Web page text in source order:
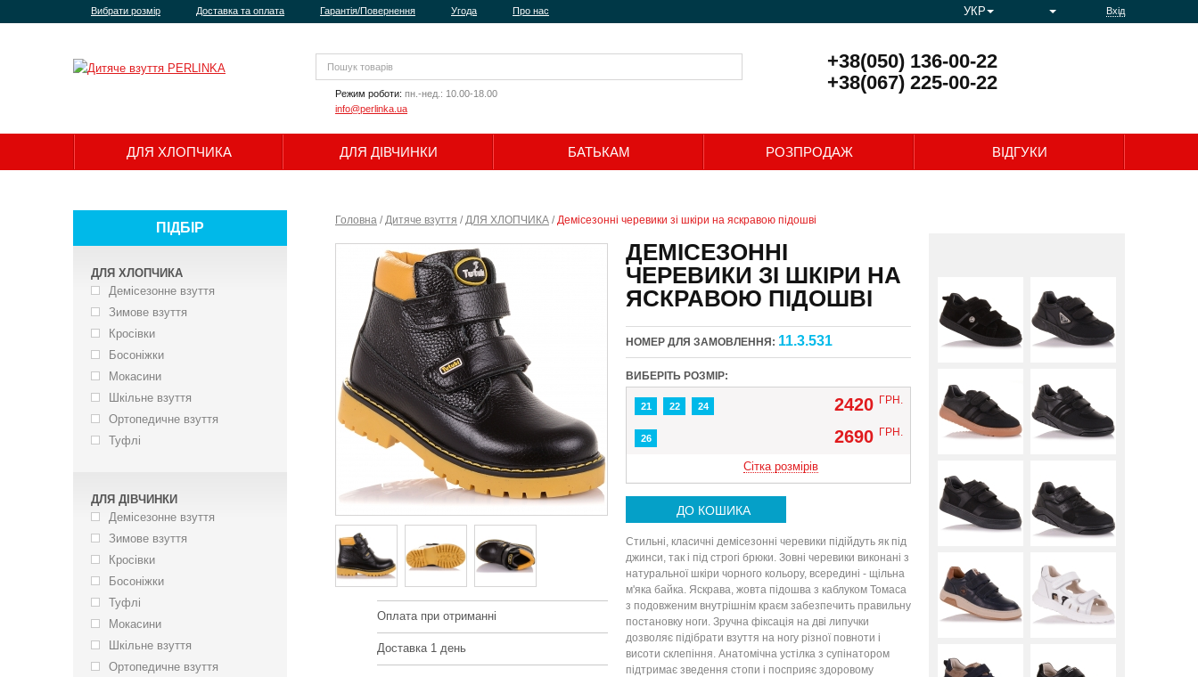
Вибрати розмір Доставка та оплата Гарантія/Повернення Угода Про нас Вхід
УКР
Режим роботи: пн.-нед.: 10.00-18.00
info@perlinka.ua
+38(050) 136-00-22
+38(067) 225-00-22
ДЛЯ ХЛОПЧИКА ДЛЯ ДІВЧИНКИ БАТЬКАМ РОЗПРОДАЖ ВІДГУКИ
Головна /Дитяче взуття /ДЛЯ ХЛОПЧИКА /Демісезонні черевики зі шкіри на яскравою підошві
Оплата при отриманні
Доставка 1 день
ДЕМІСЕЗОННІ
ЧЕРЕВИКИ ЗІ ШКІРИ НА
ЯСКРАВОЮ ПІДОШВІ
НОМЕР ДЛЯ ЗАМОВЛЕННЯ: 11.3.531
ВИБЕРІТЬ РОЗМІР:
21 22 24 2420 ГРН.
26 2690 ГРН.
Сітка розмірів
ДО КОШИКА
Стильні, класичні демісезонні черевики підійдуть як під
джинси, так і під строгі брюки. Зовні черевики виконані з
натуральної шкіри чорного кольору, всередині - щільна
м'яка байка. Яскрава, жовта підошва з каблуком Томаса
з подовженим внутрішнім краєм забезпечить правильну
постановку ноги. Зручна фіксація на дві липучки
дозволяє підібрати взуття на ногу різної повноти і
висоти склепіння. Анатомічна устілка з супінатором
підтримає зведення стопи і посприяє здоровому
Вверх
ПІДБІР
ДЛЯ ХЛОПЧИКА
Демісезонне взуття
Зимове взуття
Кросівки
Босоніжки
Мокасини
Шкільне взуття
Ортопедичне взуття
Туфлі
ДЛЯ ДІВЧИНКИ
Демісезонне взуття
Зимове взуття
Кросівки
Босоніжки
Туфлі
Мокасини
Шкільне взуття
Ортопедичне взуття